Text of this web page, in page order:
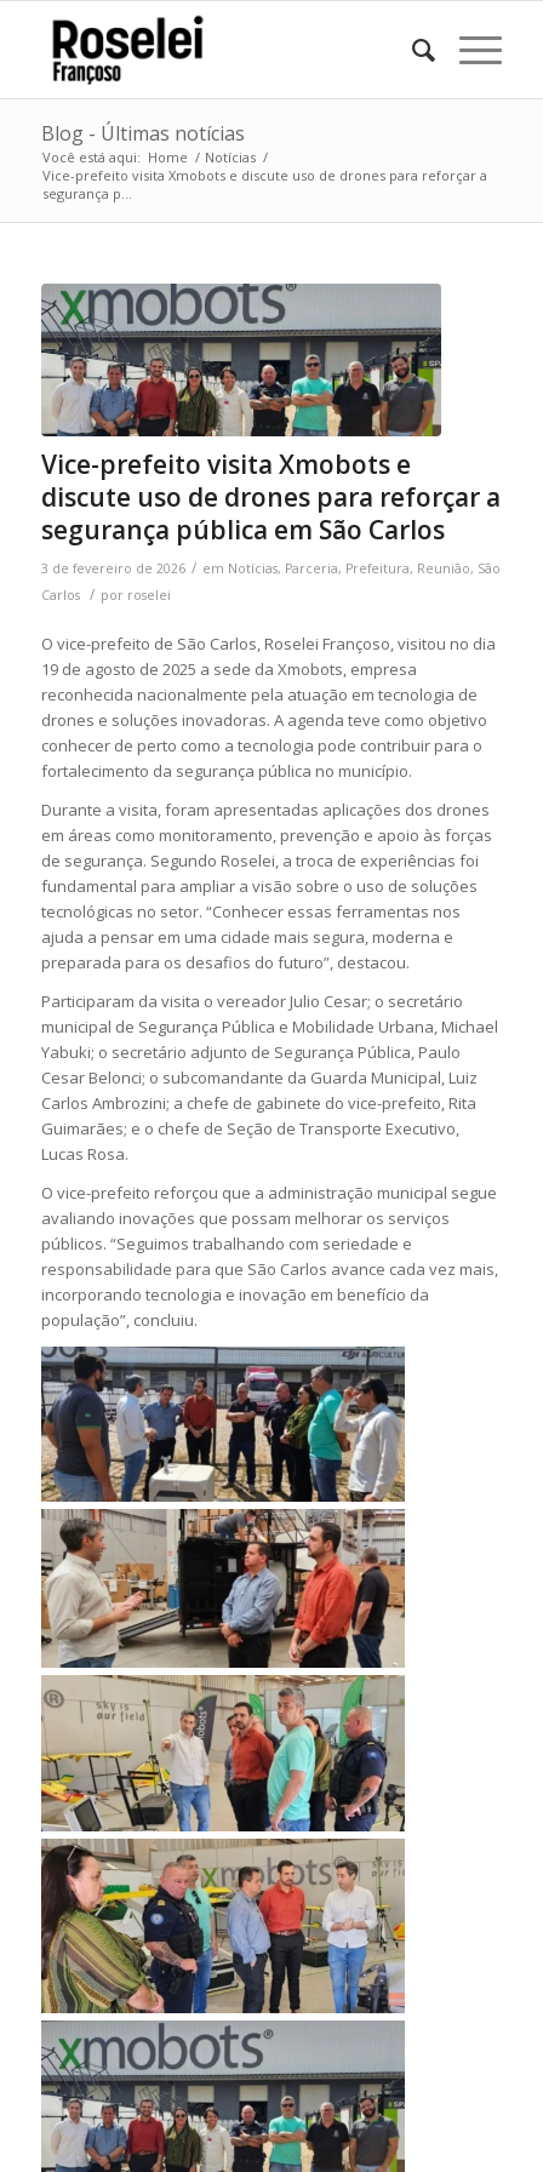
Blog - Últimas notícias
Você está aqui: Home / Notícias /
Vice-prefeito visita Xmobots e discute uso de drones para reforçar a
segurança p...
Vice-prefeito visita Xmobots e
discute uso de drones para reforçar a
segurança pública em São Carlos
3 de fevereiro de 2026 / em Notícias, Parceria, Prefeitura, Reunião, São
Carlos
/ por roselei
O vice-prefeito de São Carlos, Roselei Françoso, visitou no dia
19 de agosto de 2025 a sede da Xmobots, empresa
reconhecida nacionalmente pela atuação em tecnologia de
drones e soluções inovadoras. A agenda teve como objetivo
conhecer de perto como a tecnologia pode contribuir para o
fortalecimento da segurança pública no município.
Durante a visita, foram apresentadas aplicações dos drones
em áreas como monitoramento, prevenção e apoio às forças
de segurança. Segundo Roselei, a troca de experiências foi
fundamental para ampliar a visão sobre o uso de soluções
tecnológicas no setor. “Conhecer essas ferramentas nos
ajuda a pensar em uma cidade mais segura, moderna e
preparada para os desafios do futuro”, destacou.
Participaram da visita o vereador Julio Cesar; o secretário
municipal de Segurança Pública e Mobilidade Urbana, Michael
Yabuki; o secretário adjunto de Segurança Pública, Paulo
Cesar Belonci; o subcomandante da Guarda Municipal, Luiz
Carlos Ambrozini; a chefe de gabinete do vice-prefeito, Rita
Guimarães; e o chefe de Seção de Transporte Executivo,
Lucas Rosa.
O vice-prefeito reforçou que a administração municipal segue
avaliando inovações que possam melhorar os serviços
públicos. “Seguimos trabalhando com seriedade e
responsabilidade para que São Carlos avance cada vez mais,
incorporando tecnologia e inovação em benefício da
população”, concluiu.